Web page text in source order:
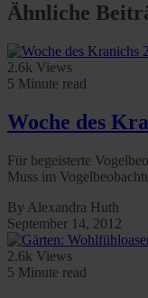
Ähnliche
2.6k Views
5 Minute read
Woche des
Für begeisterte
Muss im
By Alexandra Huth
September 14, 2012
2.6k Views
5 Minute read